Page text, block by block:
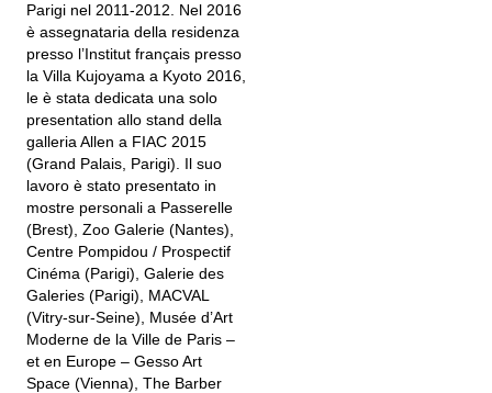
Parigi nel 2011-2012. Nel 2016
è assegnataria della residenza
presso l’Institut français presso
la Villa Kujoyama a Kyoto 2016,
le è stata dedicata una solo
presentation allo stand della
galleria Allen a FIAC 2015
(Grand Palais, Parigi). Il suo
lavoro è stato presentato in
mostre personali a Passerelle
(Brest), Zoo Galerie (Nantes),
Centre Pompidou / Prospectif
Cinéma (Parigi), Galerie des
Galeries (Parigi), MACVAL
(Vitry-sur-Seine), Musée d’Art
Moderne de la Ville de Paris –
et en Europe – Gesso Art
Space (Vienna), The Barber